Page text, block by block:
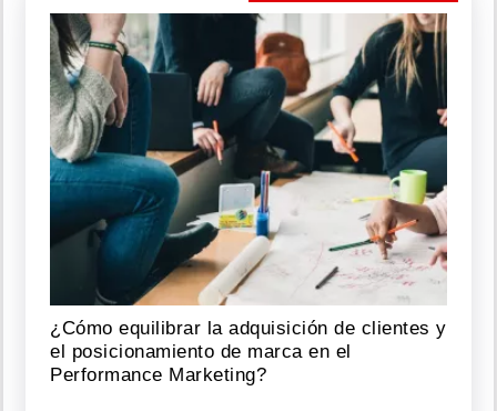
¿Cómo equilibrar la adquisición de clientes y
el posicionamiento de marca en el
Performance Marketing?